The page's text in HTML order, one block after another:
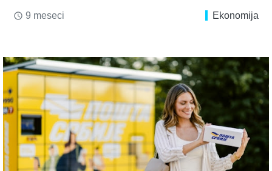
access_time 9 meseci Ekonomija